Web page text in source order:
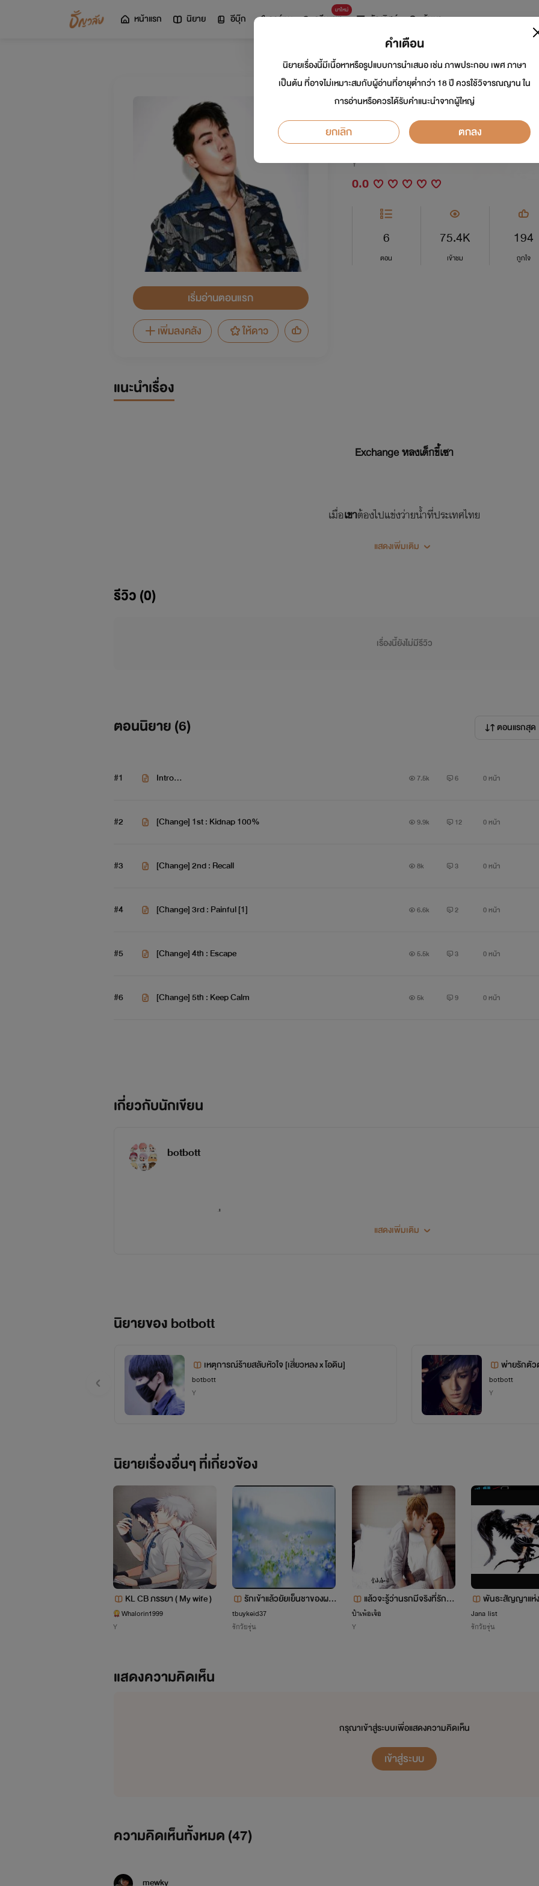
หน้าแรก นิยาย อีบุ๊ก การ์ตูน
มาใหม่
ดรีมแชท ธัญลิสต์ ค้นหา
เริ่มอ่านตอนแรก
เพิ่มลงคลัง
ให้ดาว
[Fic] Exchange หล
เด็กxเคะหล่อ]
นักเขียน:botbott
Y
0.0
6
ตอน
75.4K
เข้าชม
194
ถูกใจ
แนะนำเรื่อง
Exchangeหลงเด็กขี้เซา
เมื่อเขาต้องไปแข่งว่ายน้ำที่ประเทศไทย
แต่แล้วกลับโดนเด็กที่ไหนไม่รู้มาฉุดเขาไป
เดิมผมกลับมาอีกครั้งแล้วสิ
มิน อายุ 13 ปี เป็นคนนอนได้ทุกที่
คติประจำใจ เพียงคำแรกและคำสุดท้าย
" หนีไห้ตายยังไง ตื่นขึ้นมาก็เจอมันอยู่ดี เด็กเวร
แสดงเพิ่มเติม
รีวิว (0)
เรื่องนี้ยังไม่มีรีวิว
ตอนนิยาย (6) ตอนแรกสุด
#1 Intro... 7.5k 6 0 หน้า
#2 [Change] 1st : Kidnap 100% 9.9k 12 0 หน้า
#3 [Change] 2nd : Recall 8k 3 0 หน้า
#4 [Change] 3rd : Painful [1] 6.6k 2 0 หน้า
#5 [Change] 4th : Escape 5.5k 3 0 หน้า
#6 [Change] 5th : Keep Calm 5k 9 0 หน้า
เกี่ยวกับนักเขียน
botbott
(4เรื่อง)
href="http://www.tunwalai.com/story/36212/
x-%E0%B9%82%E0%B8%AD%E0%B8%94%E0%B8%B4%E0%B8%99" target="_blank">
href="http://www.tunwalai.com/story/36796/mask-
yoai-sm" target="_blank">
แสดงเพิ่มเติม
นิยายของ botbott
เหตุการณ์ร้ายสลับหัวใจ [เสี่ยวหลง x โอดิน]
botbott
Y
พ่ายรักตัว
botbott
Y
นิยายเรื่องอื่นๆ ที่เกี่ยวข้อง
KL CB ภรรยา ( My wife )
Whalorin1999
Y
รักเข้าแล้วยัยเย็นชาของผม
(เปลี่ยนชื่อแล้วนะ)
tbuykeid37
รักวัยรุ่น
แล้วจะรู้ว่านรกมีจริงที่รัก...
ป้าเพ้อเจ้อ
Y
พันธะสัญญาแห่
Jana list
รักวัยรุ่น
แสดงความคิดเห็น
กรุณาเข้าสู่ระบบเพื่อแสดงความคิดเห็น
เข้าสู่ระบบ
ความคิดเห็นทั้งหมด (47)
mewky
คำเตือน
นิยายเรื่องนี้มีเนื้อหาหรือรูปแบบการนำเสนอ เช่น ภาพประกอบ เพศ ภาษา
เป็นต้น ที่อาจไม่เหมาะสมกับผู้อ่านที่อายุต่ำกว่า 18 ปี ควรใช้วิจารณญาน ใน
การอ่านหรือควรได้รับคำแนะนำจากผู้ใหญ่
ยกเลิก ตกลง